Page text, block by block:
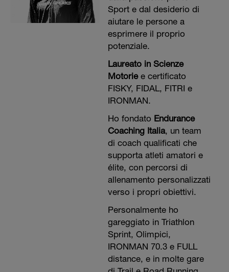
Sport e dal desiderio di
aiutare le persone a
esprimere il proprio
potenziale.
Laureato in Scienze
Motoriee certificato
FISKY, FIDAL, FITRI e
IRONMAN.
Ho fondato Endurance
Coaching Italia, un team
di coach qualificati che
supporta atleti amatori e
élite, con percorsi di
allenamento personalizzati
verso i propri obiettivi.
Personalmente ho
gareggiato in Triathlon
Sprint, Olimpici,
IRONMAN 70.3 e FULL
distance, e in molte gare